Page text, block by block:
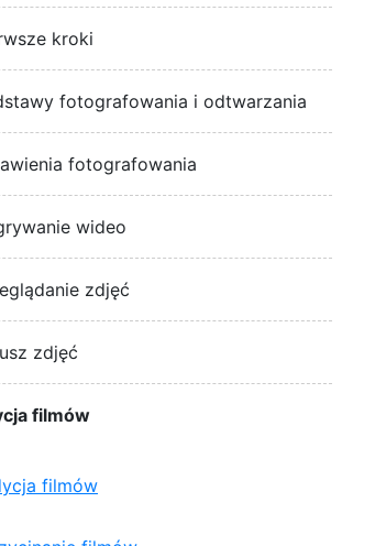
kroki
fotografowania i odtwarzania
fotografowania
wideo
zdjęć
zdjęć
filmów
filmów